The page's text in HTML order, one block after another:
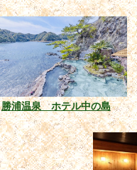
勝浦温泉 ホテル中の島